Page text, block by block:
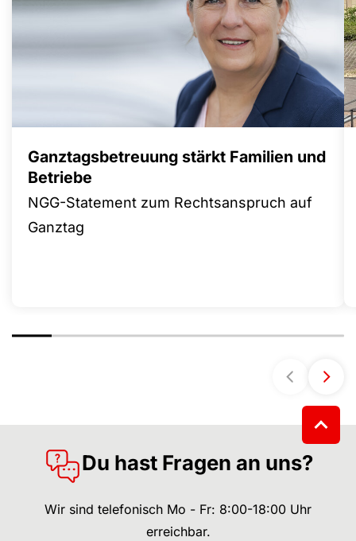
Ganztagsbetreuung stärkt Familien und
Betriebe
NGG-Statement zum Rechtsanspruch auf
Ganztag
Du hast Fragen an uns?
Wir sind telefonisch Mo - Fr: 8:00-18:00 Uhr
erreichbar.